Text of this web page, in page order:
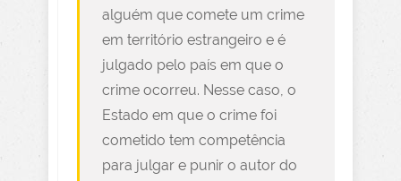
alguém que comete um crime
em território estrangeiro e é
julgado pelo país em que o
crime ocorreu. Nesse caso, o
Estado em que o crime foi
cometido tem competência
para julgar e punir o autor do